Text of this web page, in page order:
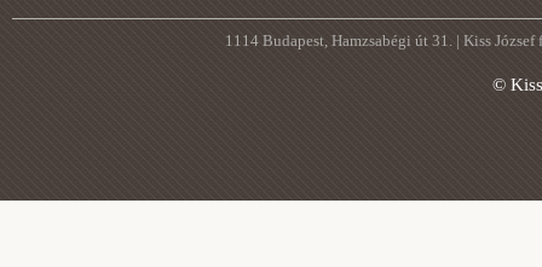
1114 Budapest, Hamzsabégi út 31. | Kiss
©